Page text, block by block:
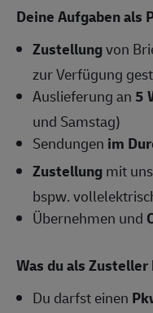
Deine Aufgaben als
Zustellungvon
zur Verfügung
Auslieferung an5
und Samstag)
Sendungen im
Zustellungmit
bspw.
Übernehmen und
Was du als
Du darfst einen